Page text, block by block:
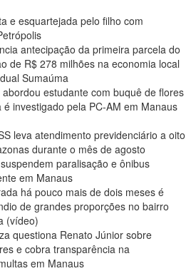
e esquartejada pelo filho com
antecipação da primeira parcela do
de R$ 278 milhões na economia local
Sumaúma
estudante com buquê de flores
investigado pela PC-AM em Manaus
leva atendimento previdenciário a oito
durante o mês de agosto
paralisação e ônibus
em Manaus
há pouco mais de dois meses é
de grandes proporções no bairro
(vídeo)
questiona Renato Júnior sobre
e cobra transparência na
em Manaus